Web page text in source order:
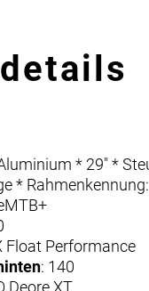
* 29" *
*
Float Performance
: 140
Deore XT